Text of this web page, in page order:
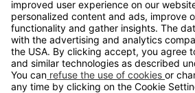
67 80 56 20
Åpningstid
Hverdager 08:00-16:00